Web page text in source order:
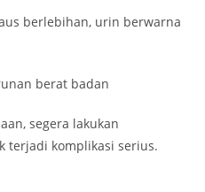
berlebihan, urin berwarna
berat badan
segera lakukan
terjadi komplikasi serius.